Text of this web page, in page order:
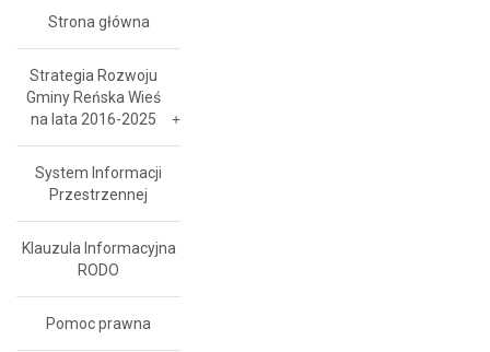
Strona główna
Strategia Rozwoju
Gminy Reńska Wieś
na lata 2016-2025
System Informacji
Przestrzennej
Klauzula Informacyjna
RODO
Pomoc prawna